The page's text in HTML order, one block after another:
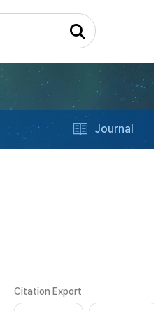
Journal
Citation Export